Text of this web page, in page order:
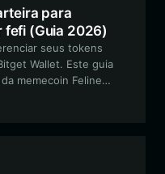
para
fefi (Guia 2026)
seus tokens
Wallet. Este guia
memecoin Feline
para gerenciar